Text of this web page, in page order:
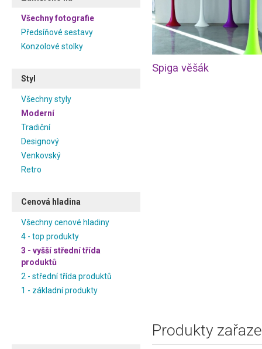
Všechny fotografie
Předsíňové sestavy
Konzolové stolky
Styl
Všechny styly
Moderní
Tradiční
Designový
Venkovský
Retro
Cenová hladina
Všechny cenové hladiny
4 - top produkty
3 - vyšší střední třída
produktů
2 - střední třída produktů
1 - základní produkty
Spiga věšák
Produkty